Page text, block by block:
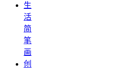
生
活
简
笔
画
创